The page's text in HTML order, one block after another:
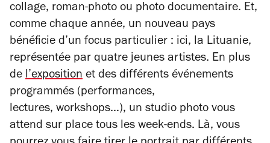
collage, roman-photo ou photo documentaire. Et,
comme chaque année, un nouveau pays
bénéficie d’un focus particulier : ici, la Lituanie,
représentée par quatre jeunes artistes. En plus
de l’exposition et des différents événements
programmés (performances,
lectures, workshops…), un studio photo vous
attend sur place tous les week-ends. Là, vous